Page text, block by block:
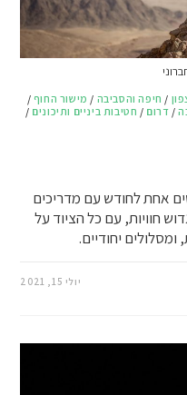
/ חיפה והסביבה / מישור החוף /
/ דרום / חטיבות ביניים ותיכונים /
אחת לחודש עם מדריכים
חוויות, עם כל הציוד על
יחודיים.
יולי 15, 2021